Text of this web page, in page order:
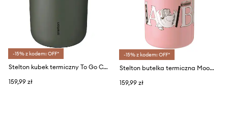
-15% z kodem: OFF*
Stelton kubek termiczny To Go Click 200 ml
159,99 zł
-15% z kodem: OFF*
Stelton butelka termiczna Moomin 0,5 L
159,99 zł